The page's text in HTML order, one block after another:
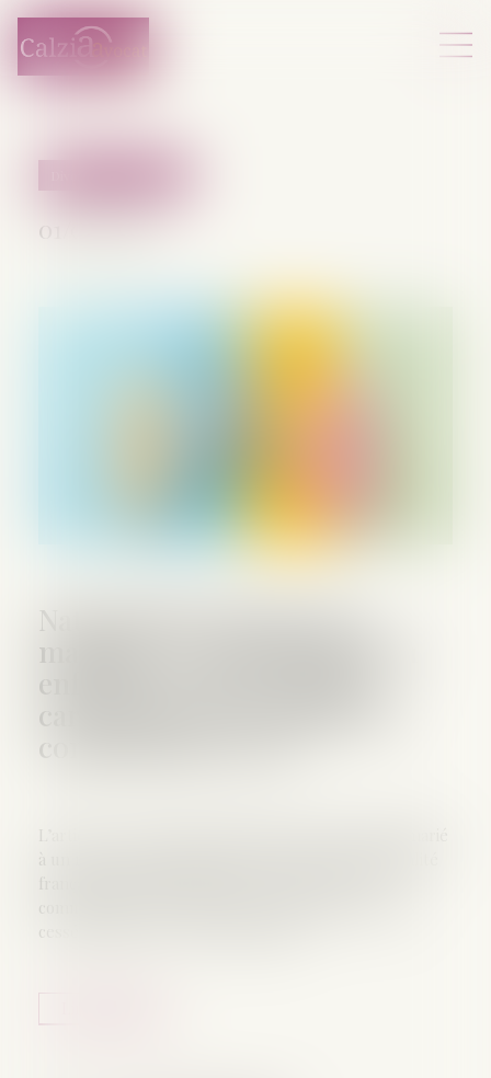
Nationalité française par
mariage : la conception d’un
enfant hors union suffit à
caractériser la cessation de
communauté de vie
01/09/2025
L’article 21-2 du Code civil prévoit que l’étranger marié
à un ressortissant français peut acquérir la nationalité
communauté de vie affective et matérielle n’ait pas
cessé à la date de cette déclaration...